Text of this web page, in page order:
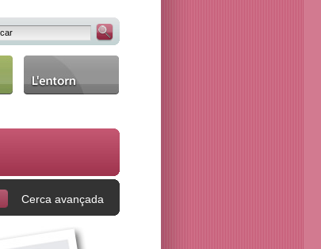
L'entorn
Cerca avançada